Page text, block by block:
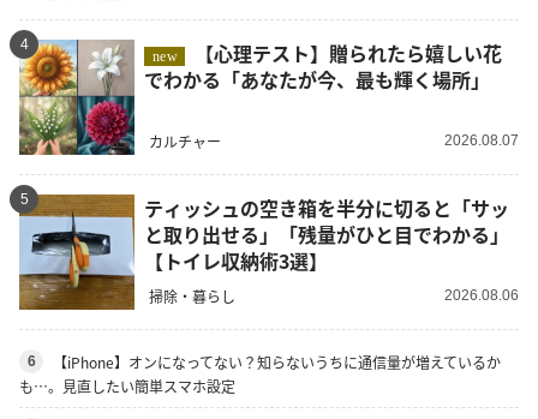
4
new
でわかる「あなたが今、最も輝く場所」
カルチャー 2026.08.07
5
ティッシュの空き箱を半分に切ると「サッ
と取り出せる」「残量がひと目でわかる」
【トイレ収納術3選】
掃除・暮らし 2026.08.06
6
【iPhone】オンになってない？知らないうちに通信量が増えているか
も…。見直したい簡単スマホ設定